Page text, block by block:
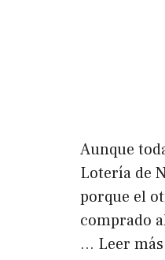
Aunque
Lotería de
porque el
comprado
… Leer más